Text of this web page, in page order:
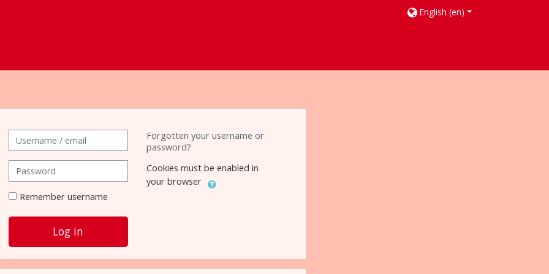
English ‎(en)‎
Username / email
Password
Remember username
Log in
Forgotten your username or
password?
Cookies must be enabled in
your browser